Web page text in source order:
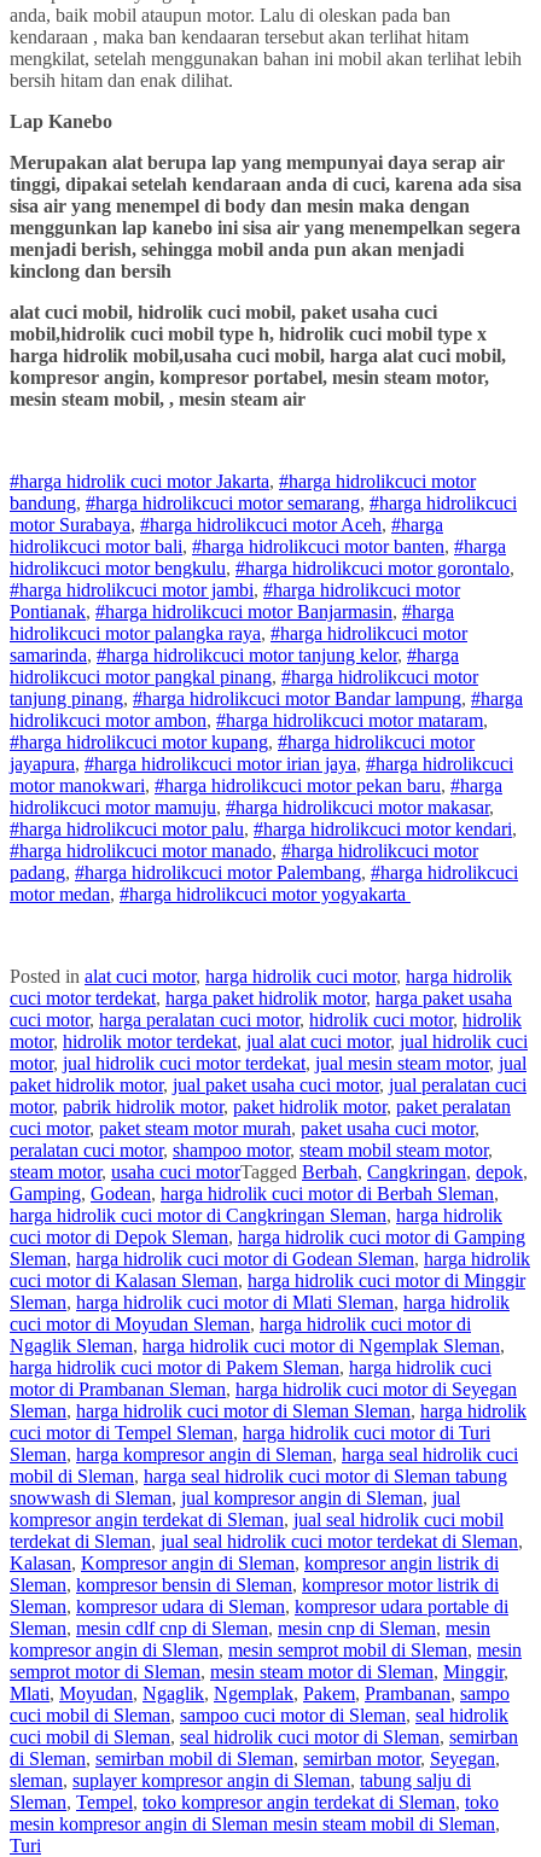
anda, baik mobil ataupun motor. Lalu di oleskan pada ban
kendaraan , maka ban kendaaran tersebut akan terlihat hitam
mengkilat, setelah menggunakan bahan ini mobil akan terlihat lebih
bersih hitam dan enak dilihat.
Lap Kanebo
Merupakan alat berupa lap yang mempunyai daya serap air
tinggi, dipakai setelah kendaraan anda di cuci, karena ada sisa
sisa air yang menempel di body dan mesin maka dengan
menggunkan lap kanebo ini sisa air yang menempelkan segera
menjadi berish, sehingga mobil anda pun akan menjadi
kinclong dan bersih
alat cuci mobil, hidrolik cuci mobil, paket usaha cuci
mobil,hidrolik cuci mobil type h, hidrolik cuci mobil type x
harga hidrolik mobil,usaha cuci mobil, harga alat cuci mobil,
kompresor angin, kompresor portabel, mesin steam motor,
mesin steam mobil, , mesin steam air
#harga hidrolik cuci motor Jakarta, #harga hidrolikcuci motor
bandung, #harga hidrolikcuci motorsemarang, #harga hidrolikcuci
motorSurabaya, #harga hidrolikcuci motorAceh, #harga
hidrolikcuci motorbali, #harga hidrolikcuci motorbanten, #harga
hidrolikcuci motorbengkulu, #harga hidrolikcuci motorgorontalo,
#harga hidrolikcuci motorjambi, #harga hidrolikcuci motor
Pontianak, #harga hidrolikcuci motorBanjarmasin, #harga
hidrolikcuci motorpalangka raya, #harga hidrolikcuci motor
samarinda, #harga hidrolikcuci motortanjung kelor, #harga
hidrolikcuci motorpangkal pinang, #harga hidrolikcuci motor
tanjung pinang, #harga hidrolikcuci motorBandar lampung, #harga
hidrolikcuci motorambon, #harga hidrolikcuci motormataram,
#harga hidrolikcuci motorkupang, #harga hidrolikcuci motor
jayapura, #harga hidrolikcuci motoririan jaya, #harga hidrolikcuci
motormanokwari, #harga hidrolikcuci motorpekan baru, #harga
hidrolikcuci motormamuju, #harga hidrolikcuci motormakasar,
#harga hidrolikcuci motorpalu, #harga hidrolikcuci motorkendari,
#harga hidrolikcuci motormanado, #harga hidrolikcuci motor
padang, #harga hidrolikcuci motorPalembang, #harga hidrolikcuci
motormedan, #harga hidrolikcuci motoryogyakarta
Posted in alat cuci motor, harga hidrolik cuci motor, harga hidrolik
cuci motor terdekat, harga paket hidrolik motor, harga paket usaha
cuci motor, harga peralatan cuci motor, hidrolik cuci motor, hidrolik
motor, hidrolik motor terdekat, jual alat cuci motor, jual hidrolik cuci
motor, jual hidrolik cuci motor terdekat, jual mesin steam motor, jual
paket hidrolik motor, jual paket usaha cuci motor, jual peralatan cuci
motor, pabrik hidrolik motor, paket hidrolik motor, paket peralatan
cuci motor, paket steam motor murah, paket usaha cuci motor,
peralatan cuci motor, shampoo motor, steam mobil steam motor,
steam motor, usaha cuci motorTagged Berbah, Cangkringan, depok,
Gamping, Godean, harga hidrolik cuci motor di Berbah Sleman,
harga hidrolik cuci motor di Cangkringan Sleman, harga hidrolik
cuci motor di Depok Sleman, harga hidrolik cuci motor di Gamping
Sleman, harga hidrolik cuci motor di Godean Sleman, harga hidrolik
cuci motor di Kalasan Sleman, harga hidrolik cuci motor di Minggir
Sleman, harga hidrolik cuci motor di Mlati Sleman, harga hidrolik
cuci motor di Moyudan Sleman, harga hidrolik cuci motor di
Ngaglik Sleman, harga hidrolik cuci motor di Ngemplak Sleman,
harga hidrolik cuci motor di Pakem Sleman, harga hidrolik cuci
motor di Prambanan Sleman, harga hidrolik cuci motor di Seyegan
Sleman, harga hidrolik cuci motor di Sleman Sleman, harga hidrolik
cuci motor di Tempel Sleman, harga hidrolik cuci motor di Turi
Sleman, harga kompresor angin di Sleman, harga seal hidrolik cuci
mobil di Sleman, harga seal hidrolik cuci motor di Sleman tabung
snowwash di Sleman, jual kompresor angin di Sleman, jual
kompresor angin terdekat di Sleman, jual seal hidrolik cuci mobil
terdekat di Sleman, jual seal hidrolik cuci motor terdekat di Sleman,
Kalasan, Kompresor angin di Sleman, kompresor angin listrik di
Sleman, kompresor bensin di Sleman, kompresor motor listrik di
Sleman, kompresor udara di Sleman, kompresor udara portable di
Sleman, mesin cdlf cnp di Sleman, mesin cnp di Sleman, mesin
kompresor angin di Sleman, mesin semprot mobil di Sleman, mesin
semprot motor di Sleman, mesin steam motor di Sleman, Minggir,
Mlati, Moyudan, Ngaglik, Ngemplak, Pakem, Prambanan, sampo
cuci mobil di Sleman, sampoo cuci motor di Sleman, seal hidrolik
cuci mobil di Sleman, seal hidrolik cuci motor di Sleman, semirban
di Sleman, semirban mobil di Sleman, semirban motor, Seyegan,
sleman, suplayer kompresor angin di Sleman, tabung salju di
Sleman, Tempel, toko kompresor angin terdekat di Sleman, toko
mesin kompresor angin di Sleman mesin steam mobil di Sleman,
Turi